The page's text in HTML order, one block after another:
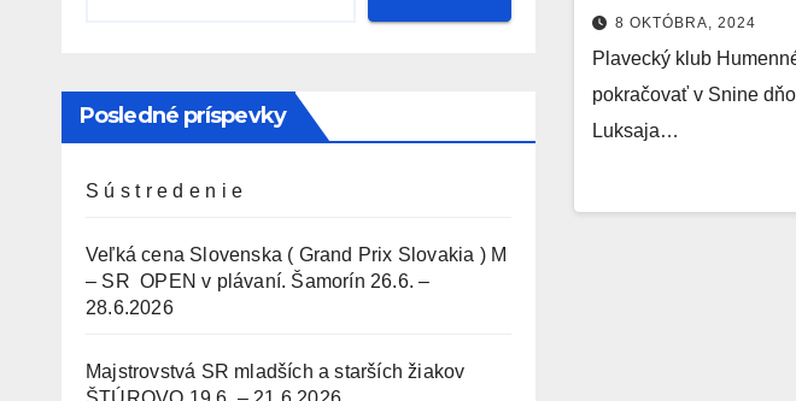
Posledné príspevky
S ú s t r e d e n i e
Veľká cena Slovenska ( Grand Prix Slovakia ) M
– SR OPEN v plávaní. Šamorín 26.6. –
28.6.2026
Majstrovstvá SR mladších a starších žiakov
8 OKTÓBRA, 2024
Plavecký klub
pokračovať v Snine
Luksaja…